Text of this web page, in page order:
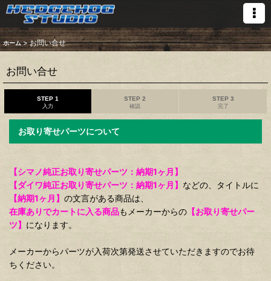
ホーム > お問い合せ
お問い合せ
STEP 1
入力
STEP 2
確認
STEP 3
完了
お取り寄せパーツについて
【シマノ純正お取り寄せパーツ：納期1ヶ月】
【ダイワ純正お取り寄せパーツ：納期1ヶ月】 などの、タイトルに
【納期1ヶ月】 の文言がある商品は、
在庫ありでカートに入る商品もメーカーからの 【お取り寄せパー
ツ】 になります。
メーカーからパーツが入荷次第発送させていただきますのでお待
ちください。